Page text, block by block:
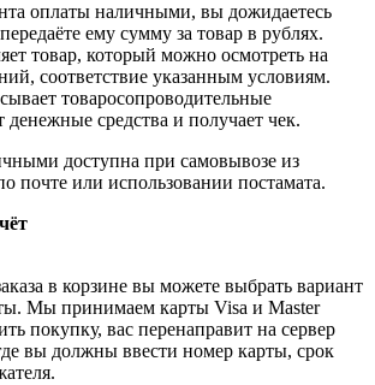
оплаты наличными, вы дожидаетесь
ему сумму за товар в рублях.
товар, который можно осмотреть на
соответствие указанным условиям.
товаросопроводительные
средства и получает чек.
доступна при самовывозе из
почте или использовании постамата.
в корзине вы можете выбрать вариант
Мы принимаем карты Visa и Master
покупку, вас перенаправит на сервер
вы должны ввести номер карты, срок